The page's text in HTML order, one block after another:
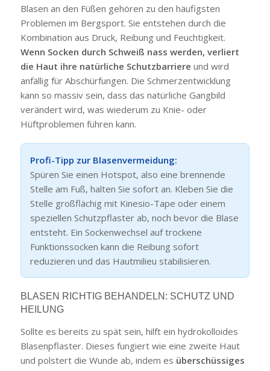
Blasen an den Füßen gehören zu den häufigsten
Problemen im Bergsport. Sie entstehen durch die
Kombination aus Druck, Reibung und Feuchtigkeit.
Wenn Socken durch Schweiß nass werden, verliert
die Haut ihre natürliche Schutzbarriere und wird
anfällig für Abschürfungen. Die Schmerzentwicklung
kann so massiv sein, dass das natürliche Gangbild
verändert wird, was wiederum zu Knie- oder
Hüftproblemen führen kann.
Profi-Tipp zur Blasenvermeidung:
Spüren Sie einen Hotspot, also eine brennende
Stelle am Fuß, halten Sie sofort an. Kleben Sie die
Stelle großflächig mit Kinesio-Tape oder einem
speziellen Schutzpflaster ab, noch bevor die Blase
entsteht. Ein Sockenwechsel auf trockene
Funktionssocken kann die Reibung sofort
reduzieren und das Hautmilieu stabilisieren.
BLASEN RICHTIG BEHANDELN: SCHUTZ UND
HEILUNG
Sollte es bereits zu spät sein, hilft ein hydrokolloides
Blasenpflaster. Dieses fungiert wie eine zweite Haut
und polstert die Wunde ab, indem es überschüssiges